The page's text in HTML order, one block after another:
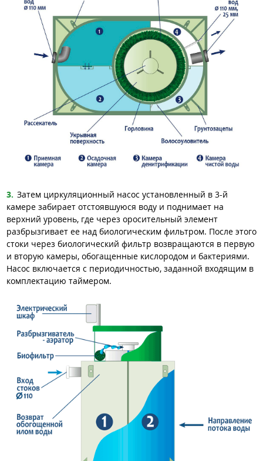
Затем циркуляционный насос установленный в 3-й
камере забирает отстоявшуюся воду и поднимает на
верхний уровень, где через оросительный элемент
разбрызгивает ее над биологическим фильтром. После этого
стоки через биологический фильтр возвращаются в первую
и вторую камеры, обогащенные кислородом и бактериями.
Насос включается с периодичностью, заданной входящим в
комплектацию таймером.